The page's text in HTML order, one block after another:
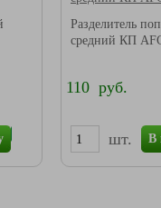
Разделитель
средний КП
110 руб.
шт. В